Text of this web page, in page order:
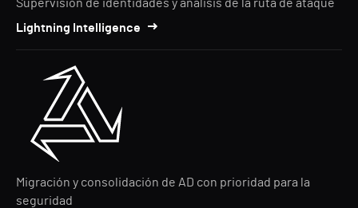
Supervisión de identidades y análisis de la ruta de ataque
Lightning Intelligence
Migración y consolidación de AD con prioridad para la
seguridad